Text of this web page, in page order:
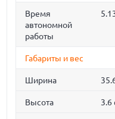
Время
автономной
работы
Габариты и вес
Ширина
Высота 3.6